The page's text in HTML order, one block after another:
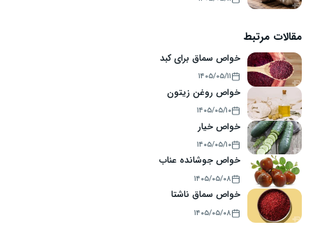
مقالات مرتبط
خواص سماق برای کبد
۱۴۰۵/۰۵/۱۱
خواص روغن زیتون
۱۴۰۵/۰۵/۱۰
خواص خیار
۱۴۰۵/۰۵/۱۰
خواص جوشانده عناب
۱۴۰۵/۰۵/۰۸
خواص سماق ناشتا
۱۴۰۵/۰۵/۰۸